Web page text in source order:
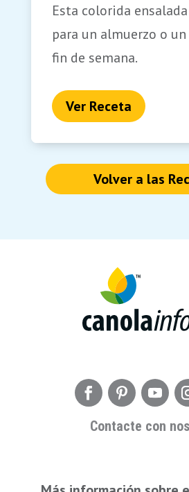
Esta colorida
para un almuerzo o
fin de semana.
Ver Receta
Volver a las
Contacte con